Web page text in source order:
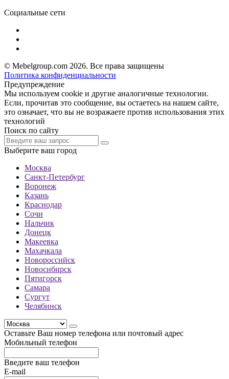
Социальные сети
© Mebelgroup.com 2026. Все права защищены
Политика конфиденциальности
Предупреждение
Мы используем cookie и другие аналогичные технологии.
Если, прочитав это сообщение, вы остаетесь на нашем сайте,
это означает, что вы не возражаете против использования этих
технологий
Поиск по сайту
Выберите ваш город
Москва
Санкт-Петербург
Воронеж
Казань
Краснодар
Сочи
Нальчик
Донецк
Макеевка
Махачкала
Новороссийск
Новосибирск
Пятигорск
Самара
Сургут
Челябинск
Оставьте Ваш номер телефона или почтовый адрес
Мобильный телефон
Введите ваш телефон
E-mail